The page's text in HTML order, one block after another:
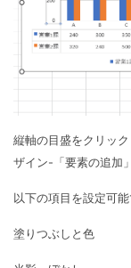
縦軸の目盛をクリッ
ザイン-「要素の追加
以下の項目を設定可
塗りつぶしと色